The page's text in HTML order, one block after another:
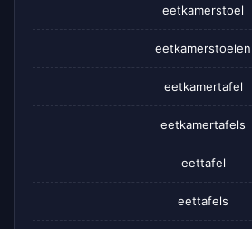
eetkamerstoel
eetkamerstoelen
eetkamertafel
eetkamertafels
eettafel
eettafels